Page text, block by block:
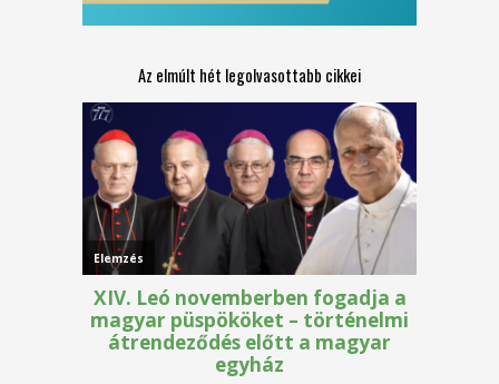
Az elmúlt hét legolvasottabb cikkei